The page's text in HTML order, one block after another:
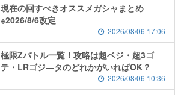
現在の回すべきオススメガシャまとめ
※2026/8/6改定
2026/08/06 17:06
極限Zバトル一覧！攻略は超ベジ・超3ゴ
テ・LRゴジ―タのどれかがいればOK？
2026/08/06 10:36